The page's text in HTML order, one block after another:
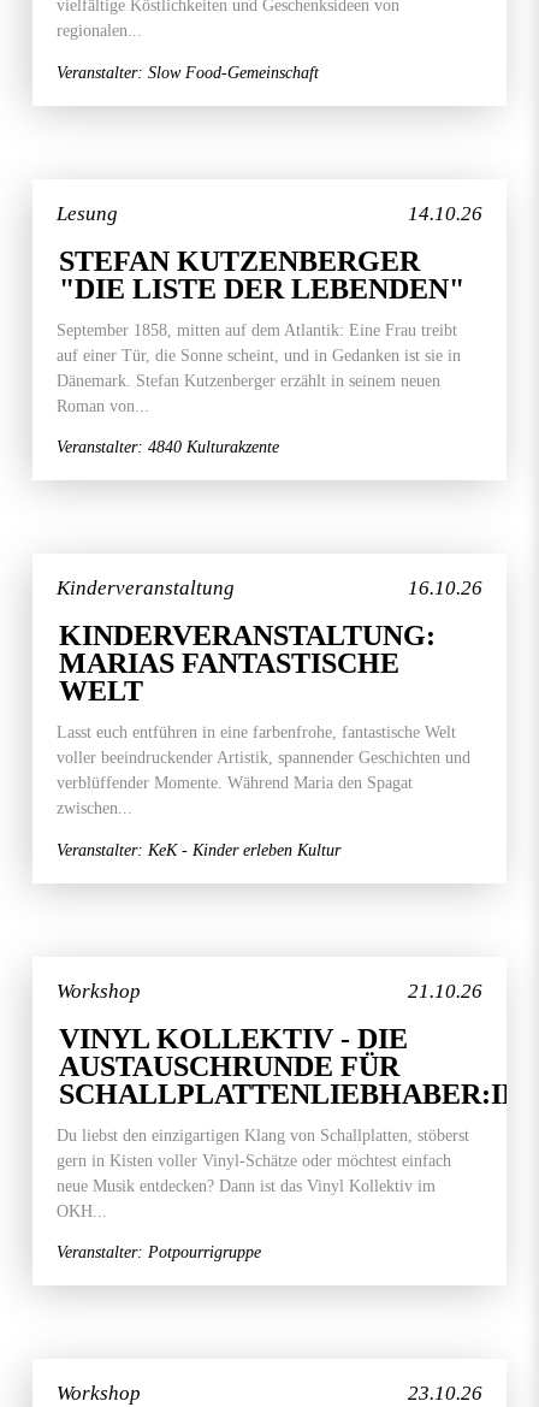
vielfältige Köstlichkeiten und Geschenksideen von
regionalen...
Veranstalter: Slow Food-Gemeinschaft
14.10.26
Lesung
STEFAN KUTZENBERGER
"DIE LISTE DER LEBENDEN"
September 1858, mitten auf dem Atlantik: Eine Frau treibt
auf einer Tür, die Sonne scheint, und in Gedanken ist sie in
Dänemark. Stefan Kutzenberger erzählt in seinem neuen
Roman von...
Veranstalter: 4840 Kulturakzente
16.10.26
Kinderveranstaltung
KINDERVERANSTALTUNG:
MARIAS FANTASTISCHE
WELT
Lasst euch entführen in eine farbenfrohe, fantastische Welt
voller beeindruckender Artistik, spannender Geschichten und
verblüffender Momente. Während Maria den Spagat
zwischen...
Veranstalter: KeK - Kinder erleben Kultur
21.10.26
Workshop
VINYL KOLLEKTIV - DIE
AUSTAUSCHRUNDE FÜR
Du liebst den einzigartigen Klang von Schallplatten, stöberst
gern in Kisten voller Vinyl-Schätze oder möchtest einfach
neue Musik entdecken? Dann ist das Vinyl Kollektiv im
OKH...
Veranstalter: Potpourrigruppe
23.10.26
Workshop